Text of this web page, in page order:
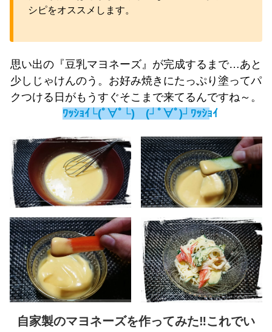
シピをオススメします。
思い出の『豆乳マヨネーズ』が完成するまで…あと
少しじゃけんのう。お好み焼きにたっぷり塗ってパ
クつける日がもうすぐそこまで来てるんですね～。
ﾜｯｼｮｲ└(ﾟ∀ﾟ└) (┘ﾟ∀ﾟ)┘ﾜｯｼｮｲ
自家製のマヨネーズを作ってみた‼️これでい